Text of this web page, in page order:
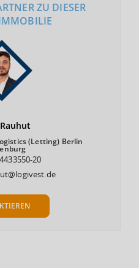
ZU DIESER
Rauhut
(Letting) Berlin
20